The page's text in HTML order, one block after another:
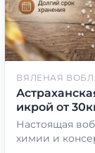
ВЯЛЕНАЯ
икрой от
Настоящая
химии и